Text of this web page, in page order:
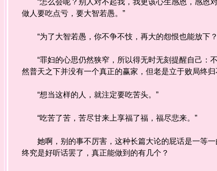
做人要吃点亏，要大智若愚。”
“为了大智若愚，你不争不忮，再大的怨恨也能放下
“罪妇的心思仍然狭窄，所以得无时无刻提醒自己：
然普天之下并没有一个真正的赢家，但老是立于败局终归
“想当这样的人，就注定要吃苦头。”
“吃苦了苦，苦尽甘来上享福了福，福尽悲来。”
她啊，别的事不厉害，这种长篇大论的屁话是一等一
终究是好听话罢了，真正能做到的有几个？